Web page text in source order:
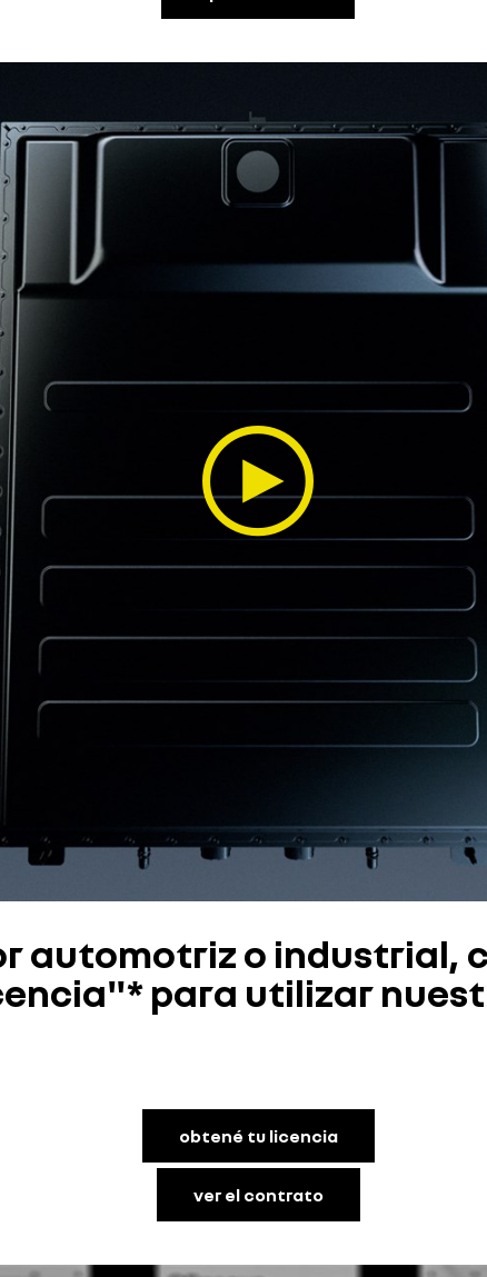
automotriz o industrial,
para utilizar
obtené tu licencia
ver el contrato